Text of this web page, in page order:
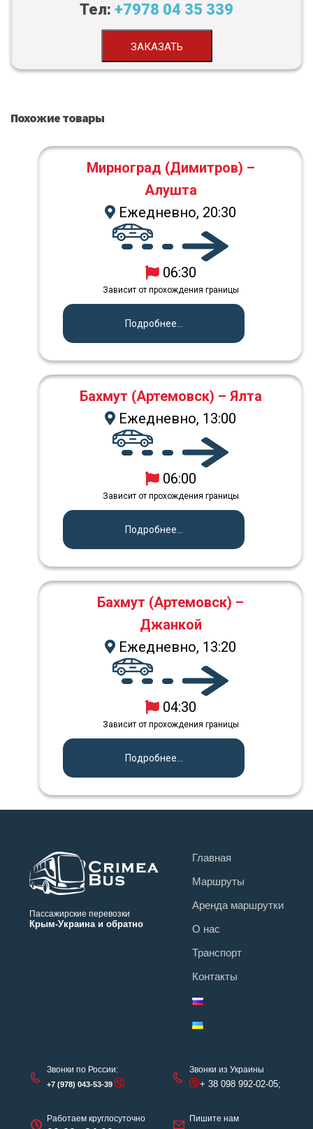
Тел: +7978 04 35 339
ЗАКАЗАТЬ
Похожие товары
Мирноград (Димитров) –
Алушта
Ежедневно, 20:30
06:30
Зависит от прохождения границы
Подробнее...
Бахмут (Артемовск) – Ялта
Ежедневно, 13:00
06:00
Зависит от прохождения границы
Подробнее...
Бахмут (Артемовск) –
Джанкой
Ежедневно, 13:20
04:30
Зависит от прохождения границы
Подробнее...
Пассажирские перевозки
Крым-Украина и обратно
Главная
Маршруты
Аренда маршрутки
О нас
Транспорт
Контакты
Звонки по России:
+7 (978) 043-53-39
Работаем круглосуточно
Звонки из Украины
+ 38 098 992-02-05;
Пишите нам